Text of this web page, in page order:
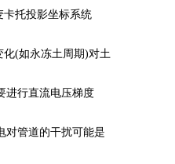
托投影坐标系统
(如永冻土周期)对土
进行直流电压梯度
管道的干扰可能是